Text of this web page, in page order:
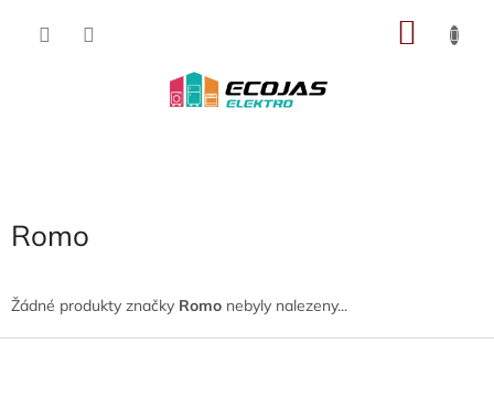
Romo
Žádné produkty značky Romo nebyly nalezeny...